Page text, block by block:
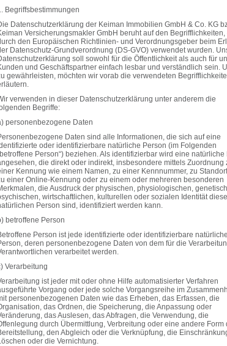
Begriffsbestimmungen
Datenschutzerklärung der Keiman Immobilien GmbH & Co. KG
Versicherungsmakler GmbH beruht auf den Begrifflichkeiten,
den Europäischen Richtlinien- und Verordnungsgeber beim
Datenschutz-Grundverordnung (DS-GVO) verwendet wurden.
soll sowohl für die Öffentlichkeit als auch für
und Geschäftspartner einfach lesbar und verständlich sein.
gewährleisten, möchten wir vorab die verwendeten
verwenden in dieser Datenschutzerklärung unter anderem die
Begriffe:
personenbezogene Daten
Daten sind alle Informationen, die sich auf eine
oder identifizierbare natürliche Person (im Folgenden
Person“) beziehen. Als identifizierbar wird eine natürliche
die direkt oder indirekt, insbesondere mittels Zuordnung
Kennung wie einem Namen, zu einer Kennnummer, zu
einer Online-Kennung oder zu einem oder mehreren besonderen
die Ausdruck der physischen, physiologischen,
wirtschaftlichen, kulturellen oder sozialen Identität
Person sind, identifiziert werden kann.
betroffene Person
Person ist jede identifizierte oder identifizierbare natürliche
deren personenbezogene Daten von dem für die
verarbeitet werden.
Verarbeitung
ist jeder mit oder ohne Hilfe automatisierter Verfahren
Vorgang oder jede solche Vorgangsreihe im
personenbezogenen Daten wie das Erheben, das Erfassen, die
das Ordnen, die Speicherung, die Anpassung oder
das Auslesen, das Abfragen, die Verwendung, die
durch Übermittlung, Verbreitung oder eine andere Form
den Abgleich oder die Verknüpfung, die
oder die Vernichtung.